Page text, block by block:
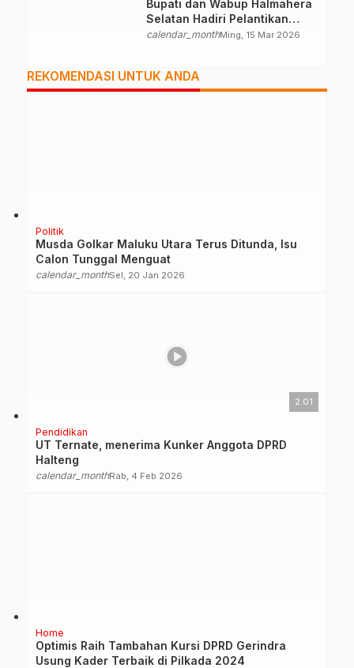
Bupati dan Wabup Halmahera
Selatan Hadiri Pelantikan
Mabiran Pramuka se-Kwarcab
calendar_monthMing, 15 Mar 2026
REKOMENDASI UNTUK ANDA
Politik
Musda Golkar Maluku Utara Terus Ditunda, Isu
Calon Tunggal Menguat
calendar_monthSel, 20 Jan 2026
2.01
Pendidikan
UT Ternate, menerima Kunker Anggota DPRD
Halteng
calendar_monthRab, 4 Feb 2026
Home
Optimis Raih Tambahan Kursi DPRD Gerindra
Usung Kader Terbaik di Pilkada 2024